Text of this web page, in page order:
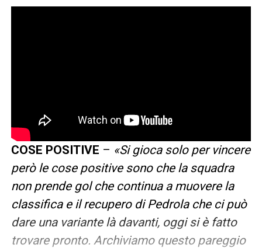
COSE POSITIVE – «Si gioca solo per vincere
però le cose positive sono che la squadra
non prende gol che continua a muovere la
classifica e il recupero di Pedrola che ci può
dare una variante là davanti, oggi si è fatto
trovare pronto. Archiviamo questo pareggio